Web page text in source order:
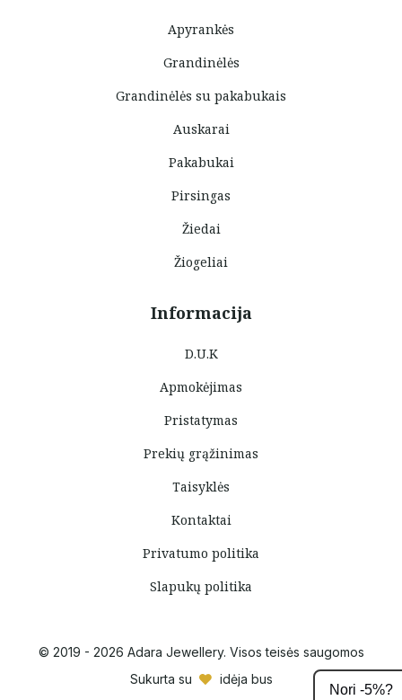
Apyrankės
Grandinėlės
Grandinėlės su pakabukais
Auskarai
Pakabukai
Pirsingas
Žiedai
Žiogeliai
Informacija
D.U.K
Apmokėjimas
Pristatymas
Prekių grąžinimas
Taisyklės
Kontaktai
Privatumo politika
Slapukų politika
© 2019 - 2026 Adara Jewellery. Visos teisės saugomos
Sukurta su
idėja bus
Nori -5%?